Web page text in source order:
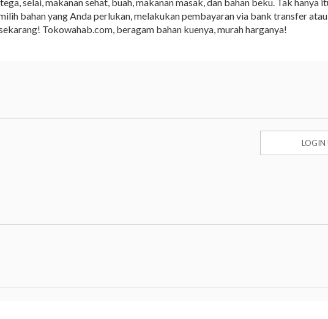
bahan yang Anda perlukan, melakukan pembayaran via bank transfer
Tokowahab.com, beragam bahan kuenya, murah harganya!
LOGIN